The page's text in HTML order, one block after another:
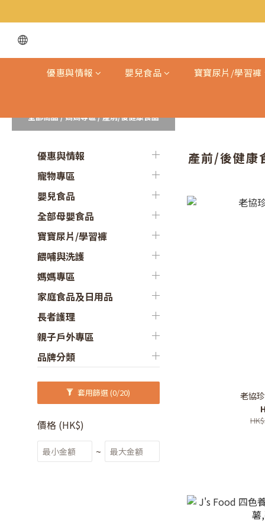
優惠與情報 嬰兒食品 寶寶尿片/學習褲
全部商品/媽媽專區/產前/後健康食品
優惠與情報
寵物專區
嬰兒食品
全部母嬰食品
寶寶尿片/學習褲
餵哺與洗護
媽媽專區
家庭食品及日用品
長者護理
親子戶外專區
品牌分類
套用篩選(0/20)
價格 (HK$)
~
產前/後健康
老協